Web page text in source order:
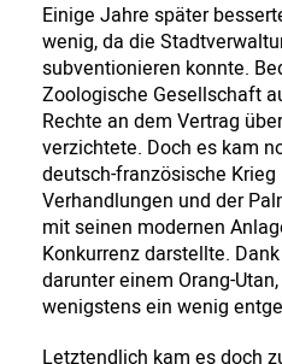
Einige Jahre später
wenig, da die
subventionieren konnte.
Zoologische Gesellschaft
Rechte an dem Vertrag
verzichtete. Doch es kam
deutsch-französische
Verhandlungen und der
mit seinen modernen
Konkurrenz darstellte.
darunter einem Orang-
wenigstens ein wenig
Letztendlich kam es doch